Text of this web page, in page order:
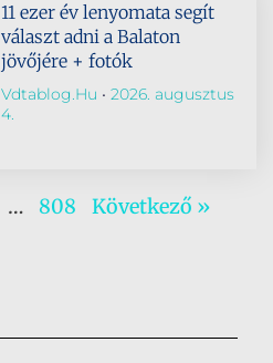
11 ezer év lenyomata segít
választ adni a Balaton
jövőjére + fotók
Vdtablog.hu
2026. augusztus
4.
… 808 Következő »